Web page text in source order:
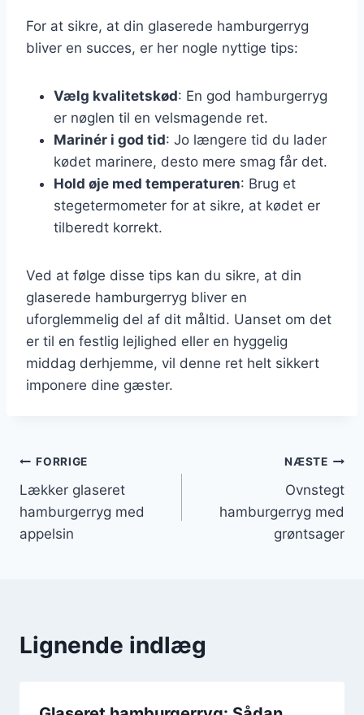
For at sikre, at din glaserede hamburgerryg
bliver en succes, er her nogle nyttige tips:
Vælg kvalitetskød: En god hamburgerryg
er nøglen til en velsmagende ret.
Marinér i god tid: Jo længere tid du lader
kødet marinere, desto mere smag får det.
Hold øje med temperaturen: Brug et
stegetermometer for at sikre, at kødet er
tilberedt korrekt.
Ved at følge disse tips kan du sikre, at din
glaserede hamburgerryg bliver en
uforglemmelig del af dit måltid. Uanset om det
er til en festlig lejlighed eller en hyggelig
middag derhjemme, vil denne ret helt sikkert
imponere dine gæster.
Indlægsnavigation
FORRIGE
Lækker glaseret
hamburgerryg med
appelsin
NÆSTE
Ovnstegt
hamburgerryg med
grøntsager
Lignende indlæg